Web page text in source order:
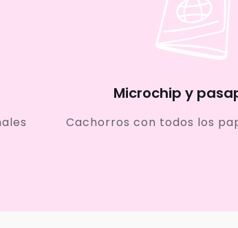
Microchip y
Cachorros con todos los